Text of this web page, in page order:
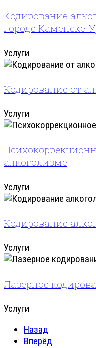
Кодирование
городе Каменске-
Услуги
Кодирование от
Услуги
алкоголизме
Услуги
Кодирование
Услуги
Лазерное
Услуги
Назад
Вперёд